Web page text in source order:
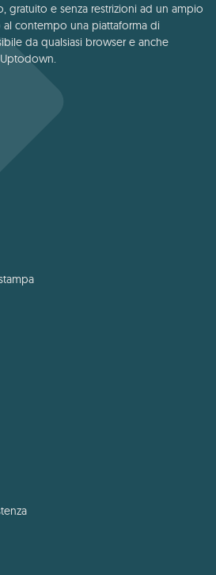
gratuito e senza restrizioni ad un ampio
contempo una piattaforma di
da qualsiasi browser e anche